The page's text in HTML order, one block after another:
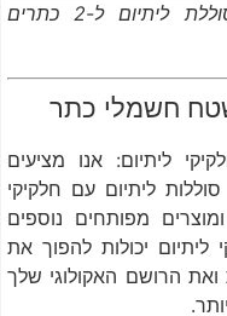
1660554872 evoke סיטונאי סוללת ליתיום ל-2 כתרים
ליתיום: אנו מציעים
ליתיום עם חלקיקי
מפותחים נוספים
ליתיום יכולות להפוך את
ואת הרושם האקולוגי שלך